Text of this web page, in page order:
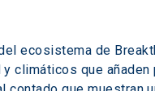
ecosistema de
climáticos que